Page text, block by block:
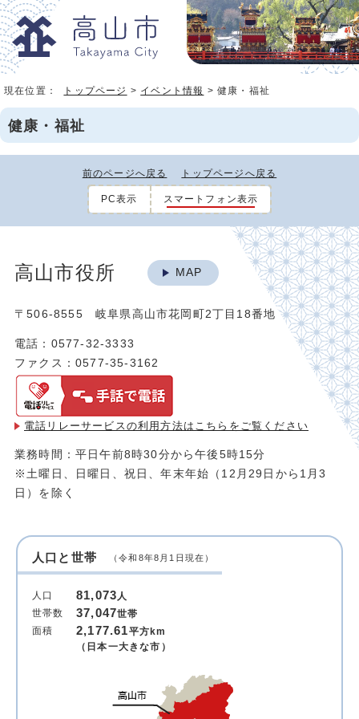
現在位置： トップページ > イベント情報 > 健康・福祉
健康・福祉
前のページへ戻る トップページへ戻る
PC表示 スマートフォン表示
高山市役所 MAP
〒506-8555 岐阜県高山市花岡町2丁目18番地
電話：0577-32-3333
ファクス：0577-35-3162
電話リレーサービスの利用方法は こちらをご覧ください
業務時間：平日午前8時30分から午後5時15分
※土曜日、日曜日、祝日、年末年始（12月29日から1月3
日）を除く
人口と世帯 （令和8年8月1日現在）
人口 81,073人
世帯数
37,047世帯
面積
2,177.61平方km
（日本一大きな市）